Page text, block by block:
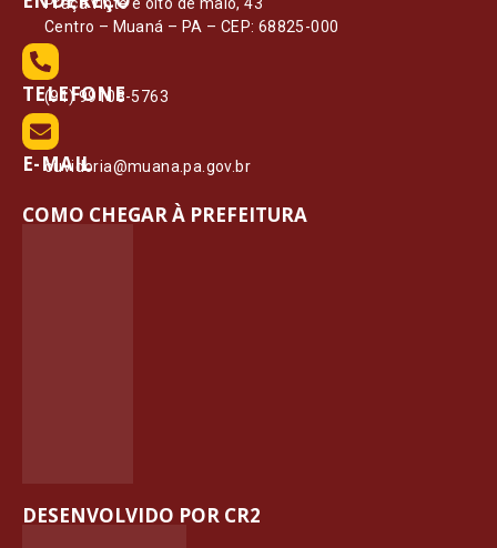
Praça vinte e oito de maio, 43
Centro – Muaná – PA – CEP: 68825-000
TELEFONE
(91) 99108-5763
E-MAIL
ouvidoria@muana.pa.gov.br
COMO CHEGAR À PREFEITURA
DESENVOLVIDO POR CR2